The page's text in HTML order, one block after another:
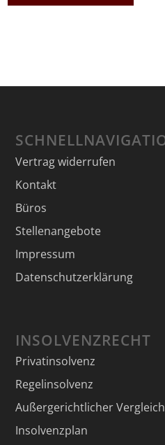
Vertrag widerrufen
Kontakt
Büros
Stellenangebote
Impressum
Datenschutzerklärung
INSOLVENZRECHT
Privatinsolvenz
Regelinsolvenz
Außergerichtlicher Vergleich
Insolvenzplan